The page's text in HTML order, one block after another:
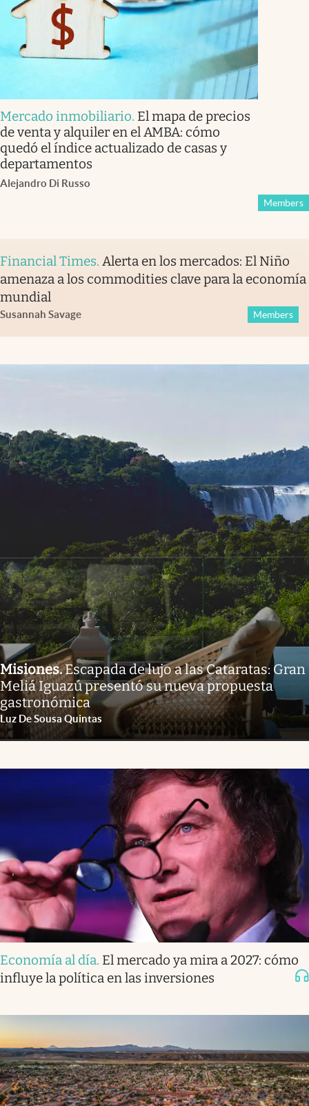
Mercado inmobiliario. El mapa de precios
de venta y alquiler en el AMBA: cómo
quedó el índice actualizado de casas y
departamentos
Alejandro Di Russo
Members
Financial Times. Alerta en los mercados: El Niño
amenaza a los commodities clave para la economía
mundial
Susannah Savage Members
Misiones.Escapada de lujo a las Cataratas: Gran
Meliá Iguazú presentó su nueva propuesta
gastronómica
Luz De Sousa Quintas
Economía al día. El mercado ya mira a 2027: cómo
influye la política en las inversiones